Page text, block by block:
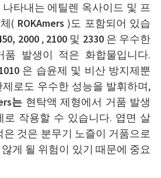
타내는 에틸렌 옥사이드 및 프
( ROKAmers )도 포함되어 있습
2000, 2100 및 2330은 우수한
품 발생이 적은 화합물입니다.
은 습윤제 및 비산 방지제뿐
로도 우수한 성능을 발휘하며,
는현탁액 제형에서 거품 발생
로 작용할 수 있습니다. 엽면 살
은 것은 분무기 노즐이 거품으로
게 될 위험이 있기 때문에 중요